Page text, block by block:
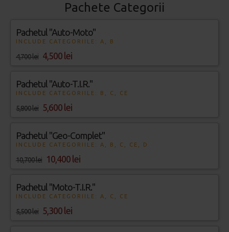
Pachete Categorii
Pachetul "Auto-Moto"
INCLUDE CATEGORIILE: A, B
4,700 lei 4,500 lei
Pachetul "Auto-T.I.R."
INCLUDE CATEGORIILE: B, C, CE
5,800 lei 5,600 lei
Pachetul "Geo-Complet"
INCLUDE CATEGORIILE: A, B, C, CE, D
10,700 lei 10,400 lei
Pachetul "Moto-T.I.R."
INCLUDE CATEGORIILE: A, C, CE
5,500 lei 5,300 lei